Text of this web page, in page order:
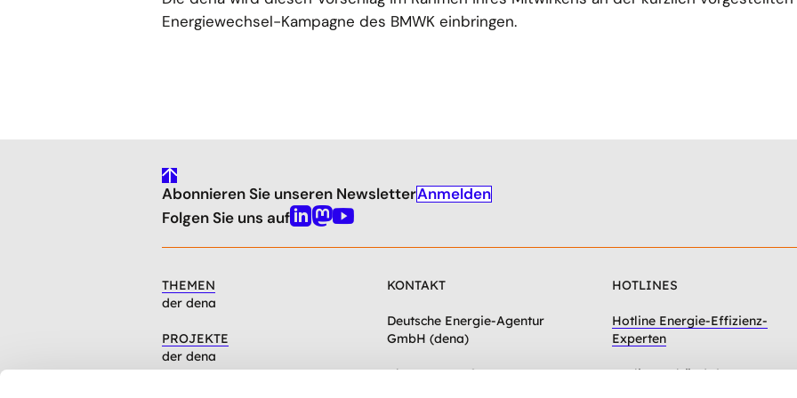
Energiewechsel-Kampagne des BMWK einbringen.
gehe
nach
oben
Abonnieren Sie unseren NewsletterAnmelden
Folgen Sie uns aufLinkedin
Mastodon
Youtube
THEMEN
der dena
PROJEKTE
der dena
KONTAKT
Deutsche Energie-Agentur
GmbH (dena)
Chausseestraße 128a
HOTLINES
Hotline Energie-Effizienz-
Experten
Hotline Gebäudeforum